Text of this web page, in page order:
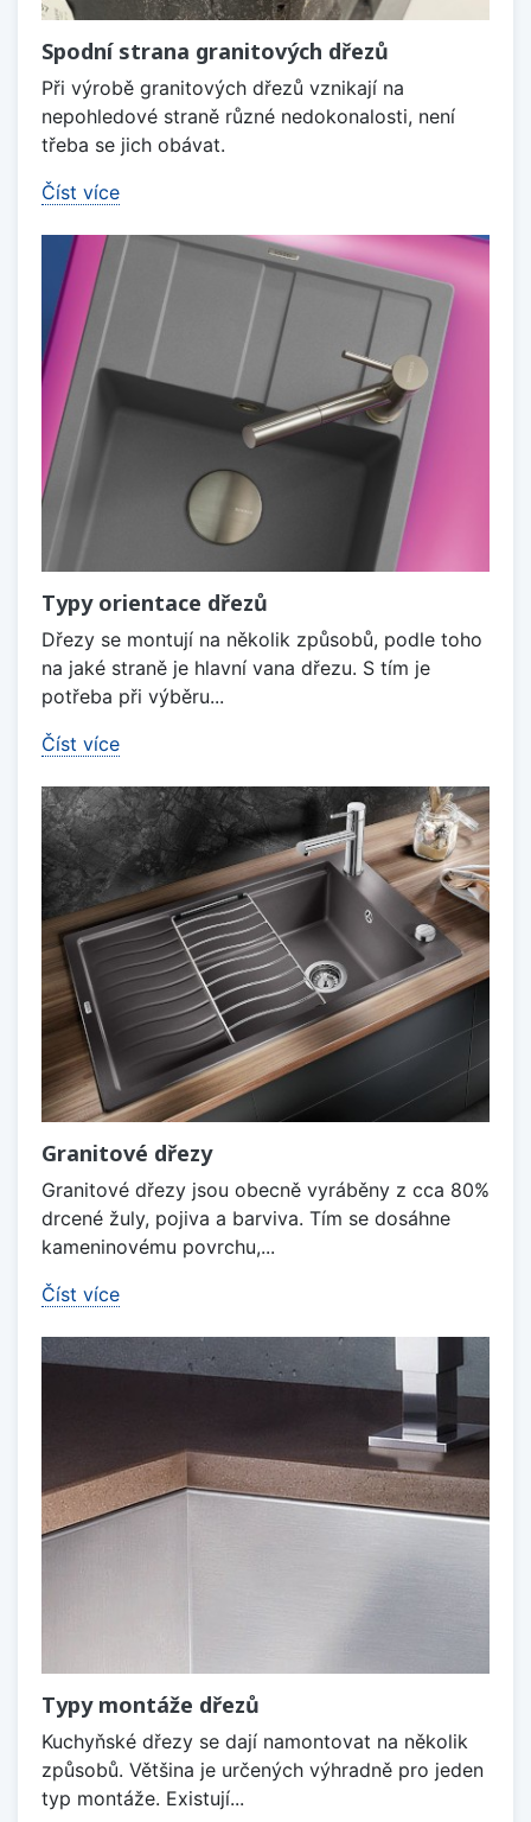
Spodní strana granitových dřezů
Při výrobě granitových dřezů vznikají na
nepohledové straně různé nedokonalosti, není
třeba se jich obávat.
Číst více
Typy orientace dřezů
Dřezy se montují na několik způsobů, podle toho
na jaké straně je hlavní vana dřezu. S tím je
potřeba při výběru...
Číst více
Granitové dřezy
Granitové dřezy jsou obecně vyráběny z cca 80%
drcené žuly, pojiva a barviva. Tím se dosáhne
kameninovému povrchu,...
Číst více
Typy montáže dřezů
Kuchyňské dřezy se dají namontovat na několik
způsobů. Většina je určených výhradně pro jeden
typ montáže. Existují...